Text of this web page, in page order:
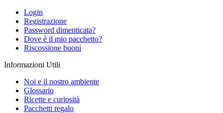
Login
Registrazione
Password dimenticata?
Dove è il mio pacchetto?
Riscossione buoni
Informazioni Utili
Noi e il nostro ambiente
Glossario
Ricette e curiosità
Pacchetti regalo